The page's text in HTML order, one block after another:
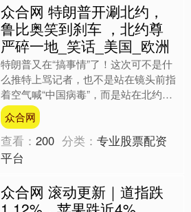
众合网 特朗普开涮北约，
鲁比奥笑到刹车 ，北约尊
严碎一地_笑话_美国_欧洲
特朗普又在“搞事情”了！这次可不是什
么推特上骂记者，也不是站在镜头前指
着空气喊“中国病毒”，而是站在北约峰
会的舞台上，面对一群身穿西装的盟
友，侃侃而谈了一段“笑....
众合网
查看：200 分类：专业股票配资
平台
众合网 滚动更新｜道指跌